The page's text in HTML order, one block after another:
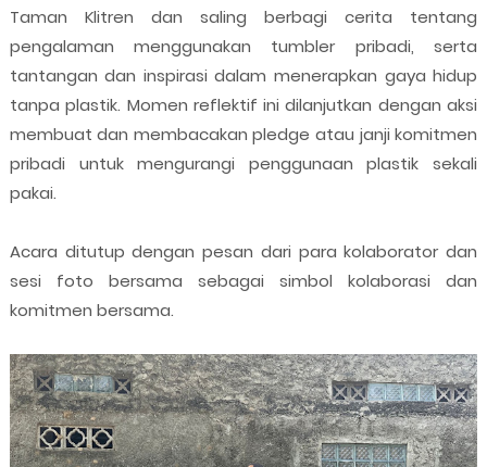
Taman Klitren dan saling berbagi cerita tentang
pengalaman menggunakan tumbler pribadi, serta
tantangan dan inspirasi dalam menerapkan gaya hidup
tanpa plastik. Momen reflektif ini dilanjutkan dengan aksi
membuat dan membacakan pledge atau janji komitmen
pribadi untuk mengurangi penggunaan plastik sekali
pakai.
Acara ditutup dengan pesan dari para kolaborator dan
sesi foto bersama sebagai simbol kolaborasi dan
komitmen bersama.